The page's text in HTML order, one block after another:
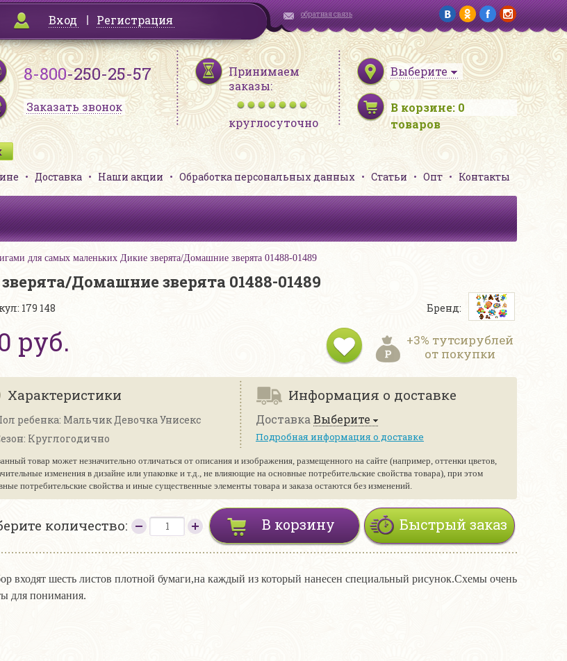
Вход Регистрация обратная связь
8-800-250-25-57
Заказать звонок
Принимаем
заказы:
круглосуточно
Выберите
В корзине: 0
товаров
Доставка Наши акции Обработка персональных данных Статьи Опт Контакты
для самых маленьких Дикие зверята/Домашние зверята 01488-01489
Домашние зверята 01488-01489
179 148
руб.
Бренд:
+3% тутсирублей
от покупки
Характеристики
ребенка: Мальчик Девочка Унисекс
Круглогодично
Информация о доставке
Доставка Выберите
Подробная информация о доставке
товар может незначительно отличаться от описания и изображения, размещенного на сайте (например, оттенки цветов,
изменения в дизайне или упаковке и т.д., не влияющие на основные потребительские свойства товара), при этом
потребительские свойства и иные существенные элементы товара и заказа остаются без изменений.
количество: Быстрый заказ
В корзину
входят шесть листов плотной бумаги,на каждый из который нанесен специальный рисунок.Схемы очень
для понимания.